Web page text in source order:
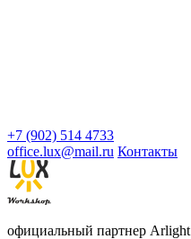
+7 (902) 514 4733
office.lux@mail.ru Контакты
официальный партнер Arlight